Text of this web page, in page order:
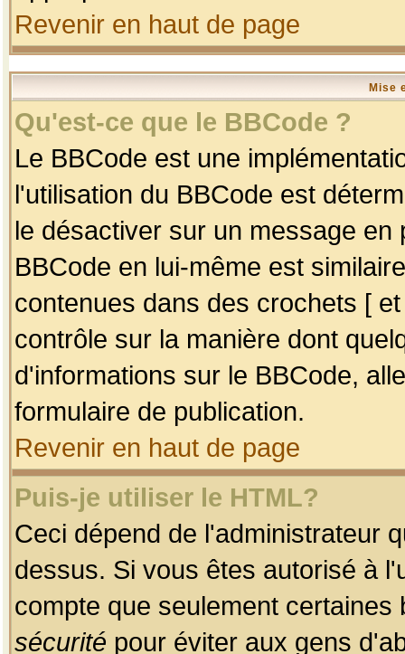
Revenir en haut de page
Mise
Qu'est-ce que le BBCode ?
Le BBCode est une
l'utilisation du BBCode est
le désactiver sur un message
BBCode en lui-même est
contenues dans des crochets [
contrôle sur la manière dont
d'informations sur le BBCode,
formulaire de publication.
Revenir en haut de page
Puis-je utiliser le HTML?
Ceci dépend de l'administrateur
dessus. Si vous êtes autorisé à
compte que seulement
sécurité pour éviter aux gens